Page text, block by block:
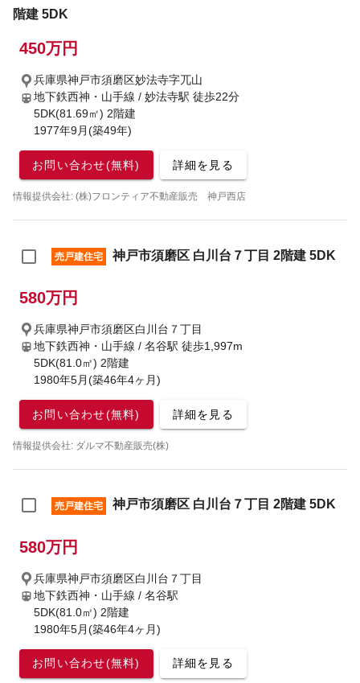
階建 5DK
450万円
兵庫県神戸市須磨区妙法寺字兀山
地下鉄西神・山手線 / 妙法寺駅 徒歩22分
5DK(81.69㎡) 2階建
1977年9月(築49年)
お問い合わせ(無料) 詳細を見る
情報提供会社: (株)フロンティア不動産販売 神戸西店
売戸建住宅 神戸市須磨区 白川台７丁目 2階建 5DK
580万円
兵庫県神戸市須磨区白川台７丁目
地下鉄西神・山手線 / 名谷駅 徒歩1,997m
5DK(81.0㎡) 2階建
1980年5月(築46年4ヶ月)
お問い合わせ(無料) 詳細を見る
情報提供会社: ダルマ不動産販売(株)
売戸建住宅 神戸市須磨区 白川台７丁目 2階建 5DK
580万円
兵庫県神戸市須磨区白川台７丁目
地下鉄西神・山手線 / 名谷駅
5DK(81.0㎡) 2階建
1980年5月(築46年4ヶ月)
お問い合わせ(無料) 詳細を見る